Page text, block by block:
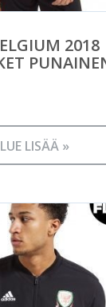
2018
LUE LISÄÄ »